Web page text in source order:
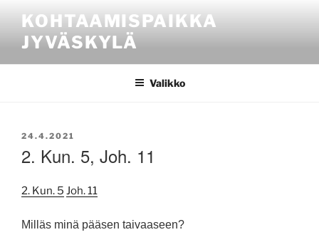
sisältöönKOHTAAMISPAIKKA
JYVÄSKYLÄ
Valikko
JULKAISTU
24.4.2021
2. Kun. 5, Joh. 11
2. Kun. 5 Joh. 11
Milläs minä pääsen taivaaseen?